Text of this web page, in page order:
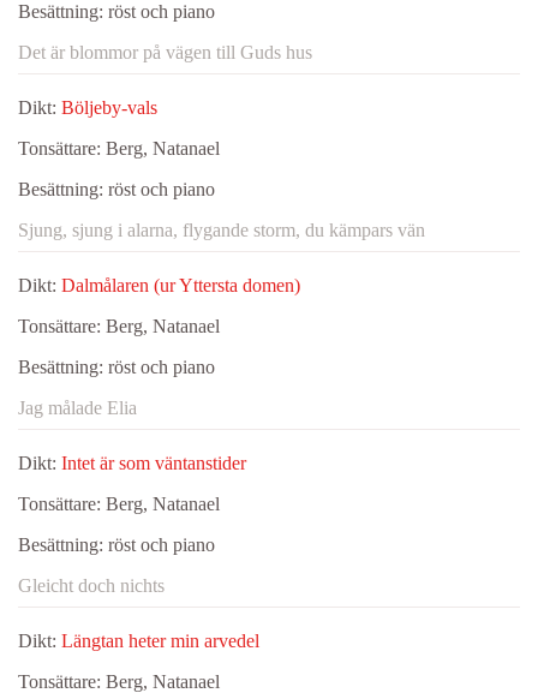
Besättning: röst och piano
Det är blommor på vägen till Guds hus
Dikt: Böljeby-vals
Tonsättare: Berg, Natanael
Besättning: röst och piano
Sjung, sjung i alarna, flygande storm, du kämpars vän
Dikt: Dalmålaren (ur Yttersta domen)
Tonsättare: Berg, Natanael
Besättning: röst och piano
Jag målade Elia
Dikt: Intet är som väntanstider
Tonsättare: Berg, Natanael
Besättning: röst och piano
Gleicht doch nichts
Dikt: Längtan heter min arvedel
Tonsättare: Berg, Natanael